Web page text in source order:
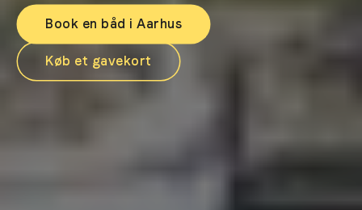
Book en båd i Aarhus
Køb et gavekort